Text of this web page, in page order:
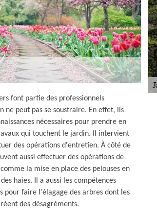
font partie des professionnels
ne peut pas se soustraire. En effet, ils
nécessaires pour prendre en
qui touchent le jardin. Il intervient
des opérations d'entretien. À côté de
aussi effectuer des opérations de
la mise en place des pelouses en
haies. Il a aussi les compétences
pour faire l'élagage des arbres dont les
des désagréments.